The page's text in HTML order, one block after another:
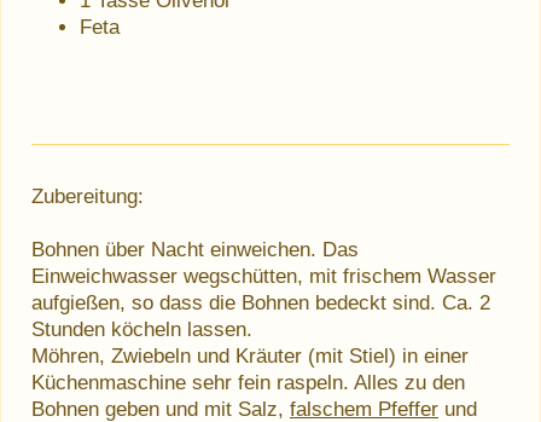
Feta
Zubereitung:
Bohnen über Nacht einweichen. Das
Einweichwasser wegschütten, mit frischem Wasser
aufgießen, so dass die Bohnen bedeckt sind. Ca. 2
Stunden köcheln lassen.
Möhren, Zwiebeln und Kräuter (mit Stiel) in einer
Küchenmaschine sehr fein raspeln. Alles zu den
Bohnen geben und mit Salz, falschem Pfeffer und